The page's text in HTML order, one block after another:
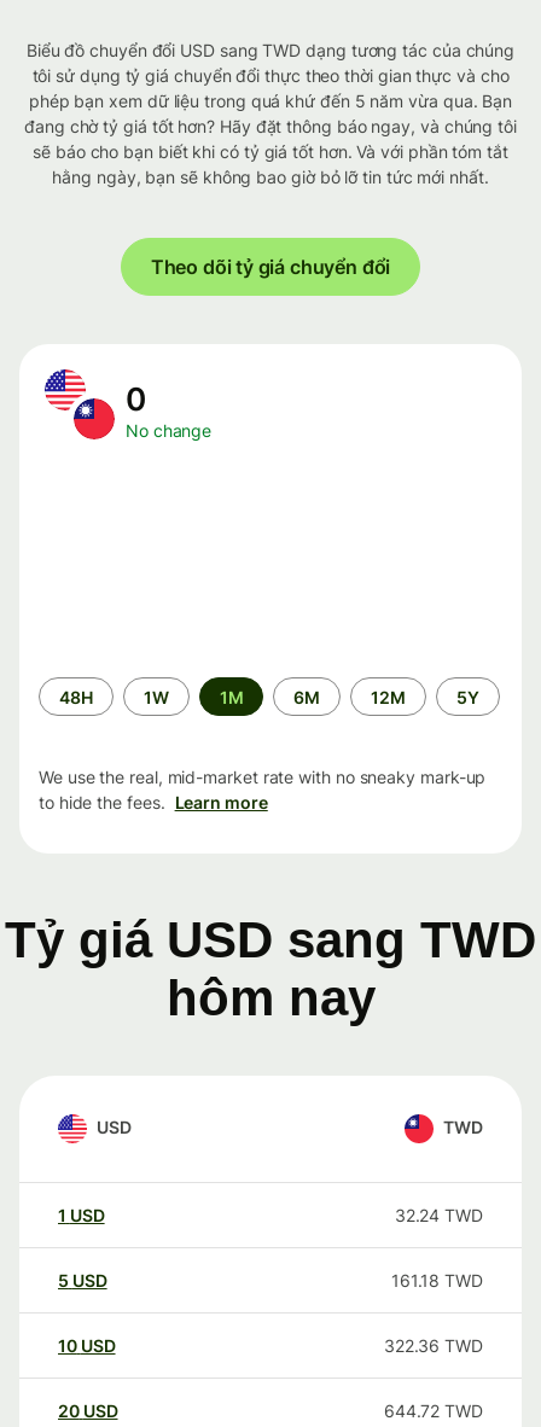
Biểu đồ chuyển đổi USD sang TWD dạng tương tác của chúng
tôi sử dụng tỷ giá chuyển đổi thực theo thời gian thực và cho
phép bạn xem dữ liệu trong quá khứ đến 5 năm vừa qua. Bạn
đang chờ tỷ giá tốt hơn? Hãy đặt thông báo ngay, và chúng tôi
sẽ báo cho bạn biết khi có tỷ giá tốt hơn. Và với phần tóm tắt
hằng ngày, bạn sẽ không bao giờ bỏ lỡ tin tức mới nhất.
Theo dõi tỷ giá chuyển đổi
0
No change
Time
period
48H 1W 1M 6M 12M 5Y
We use the real, mid-market rate with no sneaky mark-up
to hide the fees. Learn more
Tỷ giá USD sang TWD
hôm nay
USD TWD
1 USD 32.24 TWD
5 USD 161.18 TWD
10 USD 322.36 TWD
20 USD 644.72 TWD